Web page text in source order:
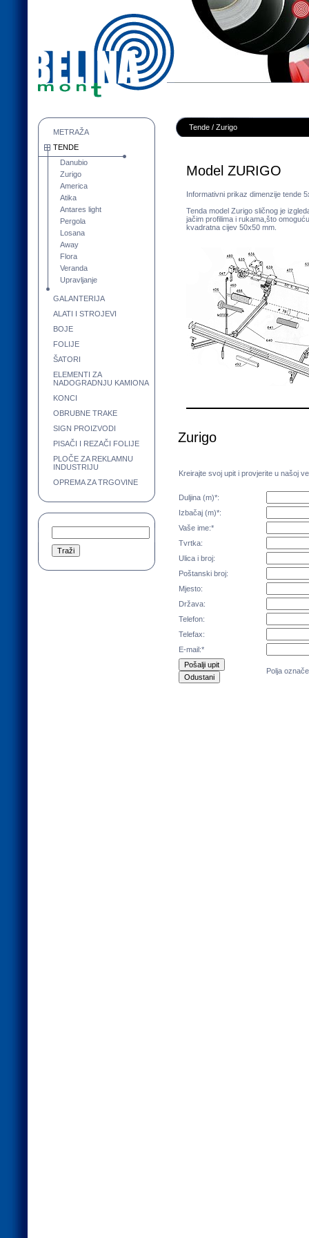
METRAŽA
TENDE
Danubio
Zurigo
America
Atika
Antares light
Pergola
Losana
Away
Flora
Veranda
Upravljanje
GALANTERIJA
ALATI I STROJEVI
BOJE
FOLIJE
ŠATORI
ELEMENTI ZA
NADOGRADNJU KAMIONA
KONCI
OBRUBNE TRAKE
SIGN PROIZVODI
PISAČI I REZAČI FOLIJE
PLOČE ZA REKLAMNU
INDUSTRIJU
OPREMA ZA TRGOVINE
Tende / Zurigo
Model ZURIGO
Informativni prikaz dimenzije tende
Tenda model Zurigo sličnog je
jačim profilima i rukama,što
kvadratna cijev 50x50 mm.
Zurigo
Kreirajte svoj upit i provjerite u našoj
Duljina (m)*:
Izbačaj (m)*:
Vaše ime:*
Tvrtka:
Ulica i broj:
Poštanski broj:
Mjesto:
Država:
Telefon:
Telefax:
E-mail:*
Polja